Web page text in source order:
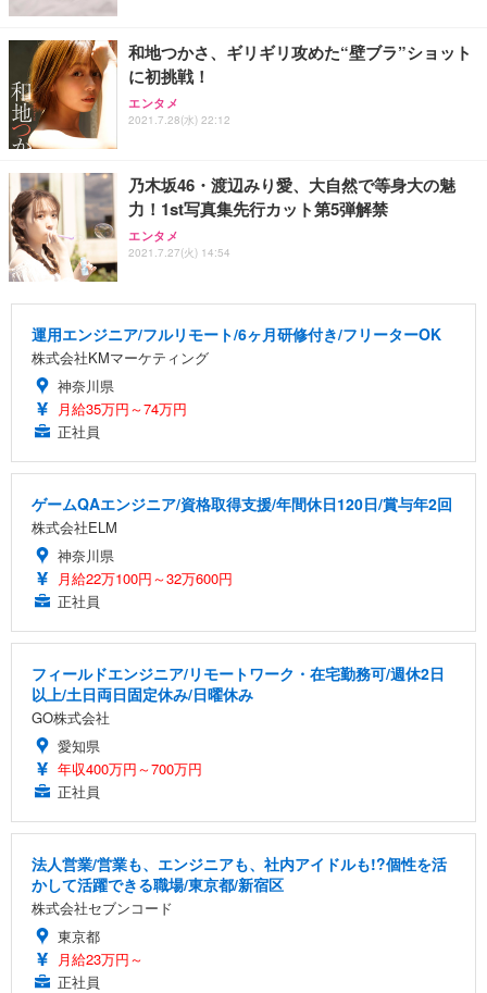
和地つかさ、ギリギリ攻めた“壁ブラ”ショット
に初挑戦！
エンタメ
2021.7.28(水) 22:12
乃木坂46・渡辺みり愛、大自然で等身大の魅
力！1st写真集先行カット第5弾解禁
エンタメ
2021.7.27(火) 14:54
運用エンジニア/フルリモート/6ヶ月研修付き/フリーターOK
株式会社KMマーケティング
神奈川県
月給35万円～74万円
正社員
ゲームQAエンジニア/資格取得支援/年間休日120日/賞与年2回
株式会社ELM
神奈川県
月給22万100円～32万600円
正社員
フィールドエンジニア/リモートワーク・在宅勤務可/週休2日
以上/土日両日固定休み/日曜休み
GO株式会社
愛知県
年収400万円～700万円
正社員
法人営業/営業も、エンジニアも、社内アイドルも!?個性を活
かして活躍できる職場/東京都/新宿区
株式会社セブンコード
東京都
月給23万円～
正社員